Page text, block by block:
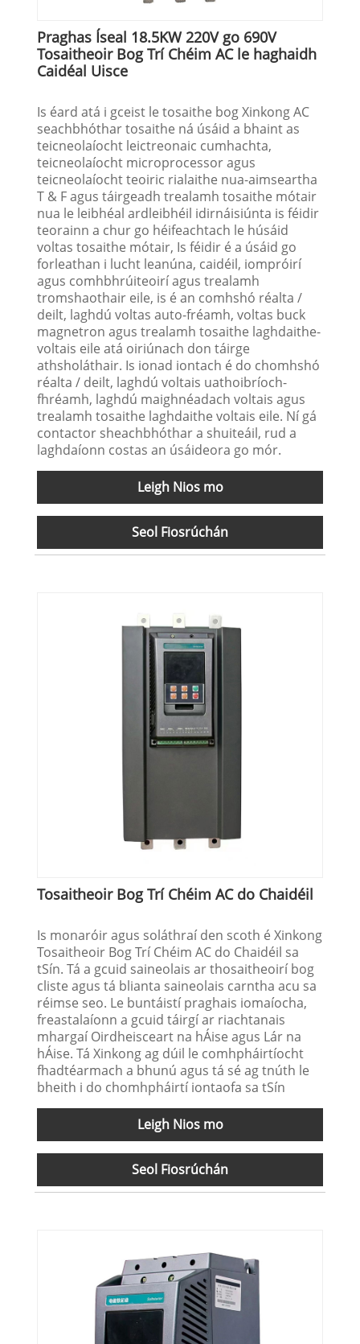
Praghas Íseal 18.5KW 220V go 690V
Tosaitheoir Bog Trí Chéim AC le haghaidh
Caidéal Uisce
Is éard atá i gceist le tosaithe bog Xinkong AC
seachbhóthar tosaithe ná úsáid a bhaint as
teicneolaíocht leictreonaic cumhachta,
teicneolaíocht microprocessor agus
teicneolaíocht teoiric rialaithe nua-aimseartha
T & F agus táirgeadh trealamh tosaithe mótair
nua le leibhéal ardleibhéil idirnáisiúnta is féidir
teorainn a chur go héifeachtach le húsáid
voltas tosaithe mótair, Is féidir é a úsáid go
forleathan i lucht leanúna, caidéil, iompróirí
agus comhbhrúiteoirí agus trealamh
tromshaothair eile, is é an comhshó réalta /
deilt, laghdú voltas auto-fréamh, voltas buck
magnetron agus trealamh tosaithe laghdaithe-
voltais eile atá oiriúnach don táirge
athsholáthair. Is ionad iontach é do chomhshó
réalta / deilt, laghdú voltais uathoibríoch-
fhréamh, laghdú maighnéadach voltais agus
trealamh tosaithe laghdaithe voltais eile. Ní gá
contactor sheachbhóthar a shuiteáil, rud a
laghdaíonn costas an úsáideora go mór.
Leigh Nios mo
Seol Fiosrúchán
Tosaitheoir Bog Trí Chéim AC do Chaidéil
Is monaróir agus soláthraí den scoth é Xinkong
Tosaitheoir Bog Trí Chéim AC do Chaidéil sa
tSín. Tá a gcuid saineolais ar thosaitheoirí bog
cliste agus tá blianta saineolais carntha acu sa
réimse seo. Le buntáistí praghais iomaíocha,
freastalaíonn a gcuid táirgí ar riachtanais
mhargaí Oirdheisceart na hÁise agus Lár na
hÁise. Tá Xinkong ag dúil le comhpháirtíocht
fhadtéarmach a bhunú agus tá sé ag tnúth le
bheith i do chomhpháirtí iontaofa sa tSín
Leigh Nios mo
Seol Fiosrúchán